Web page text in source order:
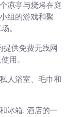
凉亭与烧烤在庭
组的游戏和聚
。
提供免费无线网
用。
人浴室、毛巾和
冰箱. 酒店的一